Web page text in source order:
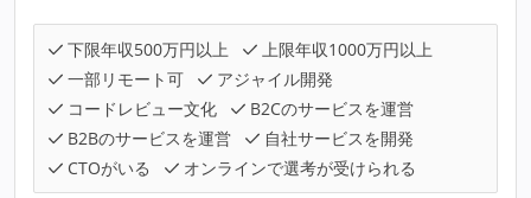
下限年収500万円以上
上限年収1000万円以上
一部リモート可
アジャイル開発
コードレビュー文化
B2Cのサービスを運営
B2Bのサービスを運営
自社サービスを開発
CTOがいる
オンラインで選考が受けられる